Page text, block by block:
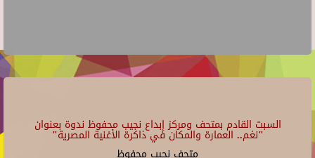
السبت القادم بمتحف ومركز إبداع نجيب محفوظ ندوة بعنوان
"نغم.. العمارة والمكان في ذاكرة الأغنية المصرية"